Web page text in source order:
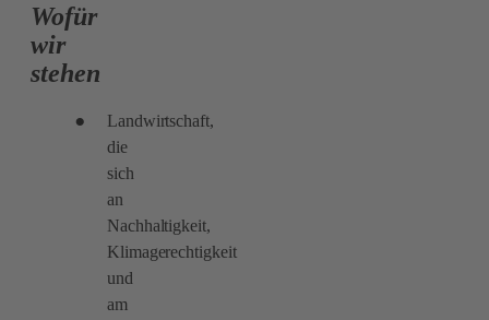
Wofür
wir
stehen
Landwirtschaft,
die
sich
an
Nachhaltigkeit,
Klimagerechtigkeit
und
am